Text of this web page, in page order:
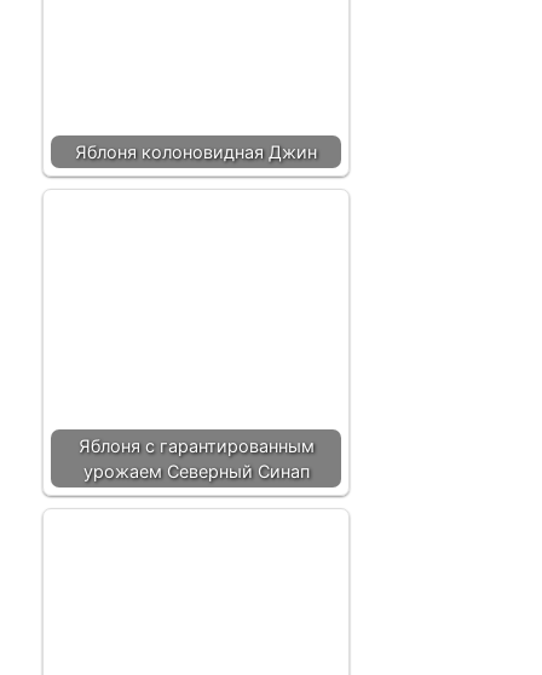
Яблоня колоновидная Джин
Яблоня с гарантированным
урожаем Северный Синап